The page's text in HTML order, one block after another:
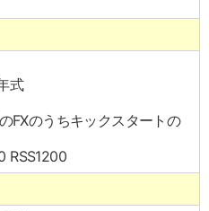
式
FXのうちキックスタートの
RSS1200